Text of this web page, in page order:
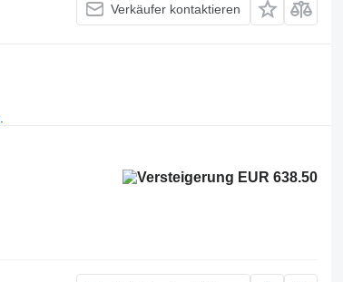
Verkäufer kontaktieren
EUR 638.50